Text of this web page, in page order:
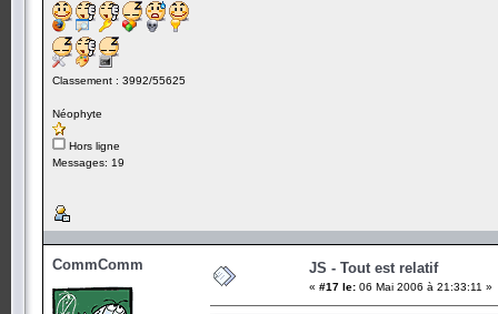
Classement : 3992/55625
Néophyte
Hors ligne
Messages: 19
CommComm JS - Tout est relatif
« #17 le: 06 Mai 2006 à 21:33:11 »